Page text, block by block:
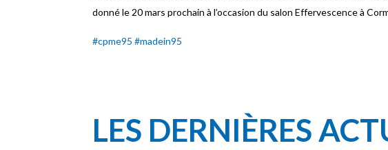
donné le 20 mars prochain à l’occasion du salon Effervescence à
#cpme95 #madein95
LES DERNIÈRES